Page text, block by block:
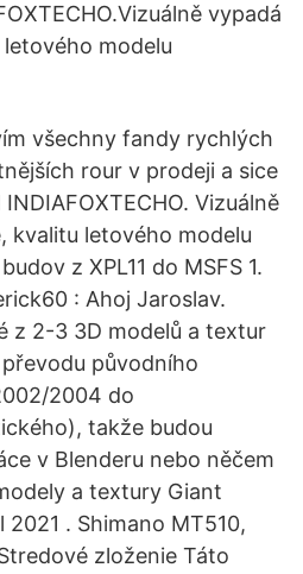
vypadá
modelu
všechny fandy rychlých
rour v prodeji a sice
Vizuálně
kvalitu letového modelu
z XPL11 do MSFS 1.
: Ahoj Jaroslav.
z 2-3 3D modelů a textur
původního
2004 do
takže budou
v Blenderu nebo něčem
a textury Giant
. Shimano MT510,
zloženie Táto